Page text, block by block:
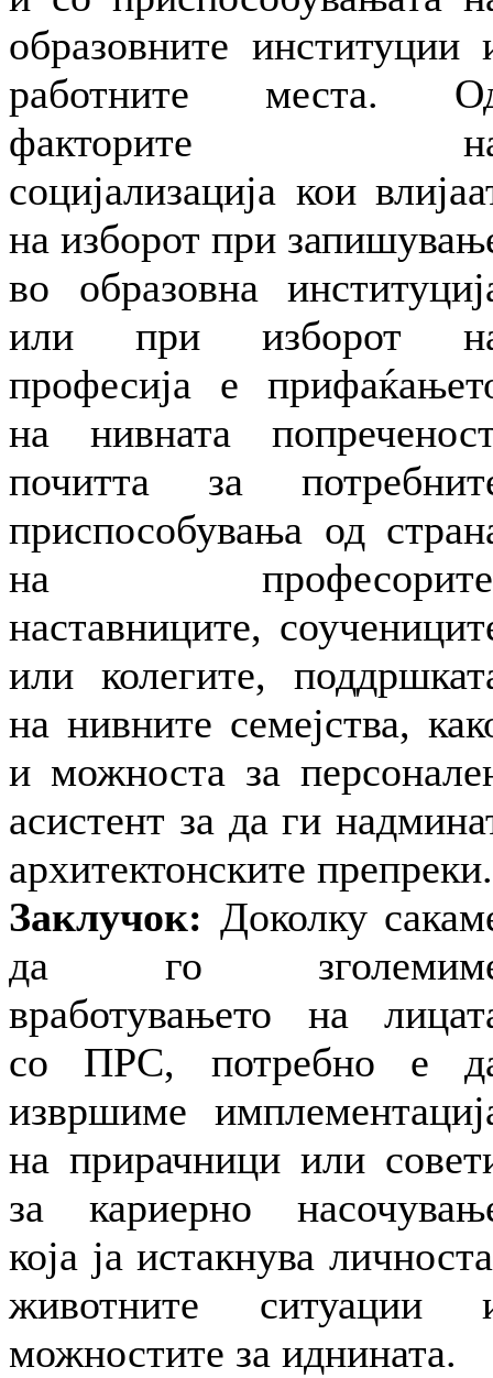
образовните институции
работните места.
факторите
социјализација кои
на изборот при
во образовна
или при изборот
професија е
на нивната
почитта за
приспособувања од
на
наставниците,
или колегите,
на нивните семејства,
и можноста за
асистент за да ги
архитектонските препреки.
Заклучок: Доколку
да го
вработувањето на
со ПРС, потребно е
извршиме
на прирачници или
за кариерно
која ја истакнува
животните ситуации
можностите за иднината.